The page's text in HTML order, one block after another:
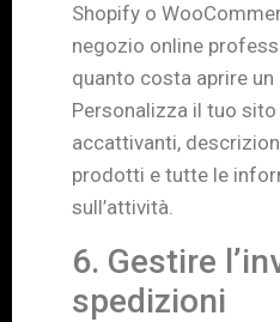
Shopify o
negozio online
quanto costa aprire
Personalizza il tuo
accattivanti,
prodotti e tutte le
sull’attività.
6. Gestire
spedizioni